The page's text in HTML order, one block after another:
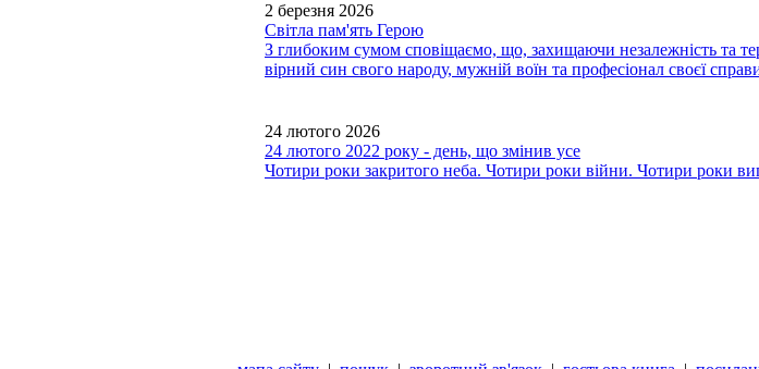
2 березня 2026
Світла пам'ять Герою
З глибоким сумом сповіщаємо, що, захищаючи незалежність та
вірний син свого народу, мужній воїн та професіонал своєї
24 лютого 2026
24 лютого 2022 року - день, що змінив усе
Чотири роки закритого неба. Чотири роки війни. Чотири роки